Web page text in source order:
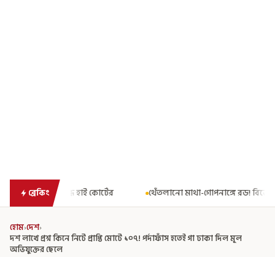
ব্রেকিংথেঁতলানো মাথা-গোপনাঙ্গে রড! বিজেপিশাসিত অসমে নাবালিকার
হোম›দেশ›
দশ লাখে প্রশ্ন কিনে নিটে প্রাপ্তি মোটে ১০৭! পর্দাফাঁস হতেই গা ঢাকা দিল মূল
অভিযুক্তের ছেলে